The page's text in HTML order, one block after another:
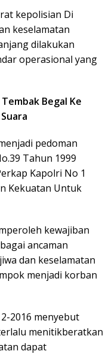
kepolisian Di
keselamatan
dilakukan
operasional yang
Begal Ke
pedoman
Tahun 1999
Kapolri No 1
Kekuatan Untuk
kewajiban
ancaman
dan keselamatan
menjadi korban
2016 menyebut
menitikberatkan
dapat